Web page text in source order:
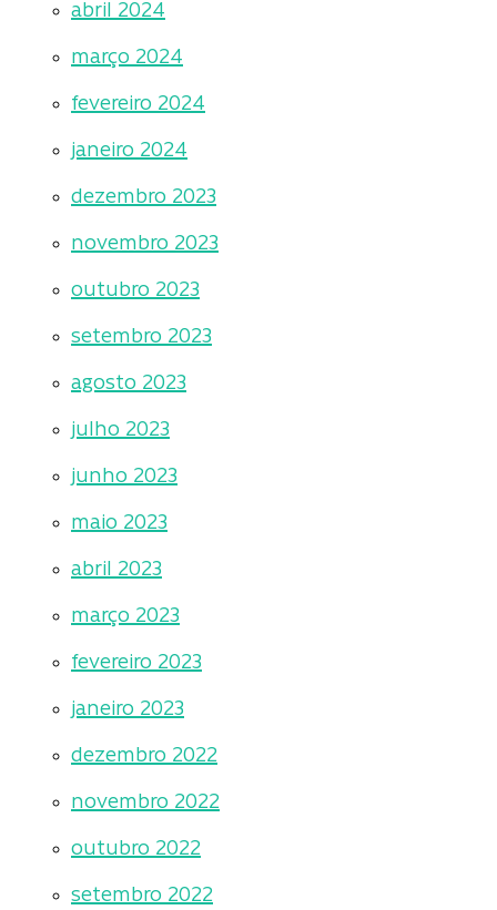
abril 2024
março 2024
fevereiro 2024
janeiro 2024
dezembro 2023
novembro 2023
outubro 2023
setembro 2023
agosto 2023
julho 2023
junho 2023
maio 2023
abril 2023
março 2023
fevereiro 2023
janeiro 2023
dezembro 2022
novembro 2022
outubro 2022
setembro 2022